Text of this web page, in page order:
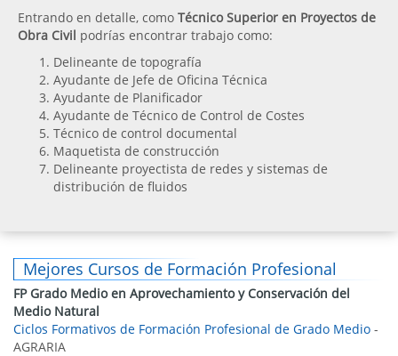
Entrando en detalle, como Técnico Superior en Proyectos de
Obra Civil podrías encontrar trabajo como:
Delineante de topografía
Ayudante de Jefe de Oficina Técnica
Ayudante de Planificador
Ayudante de Técnico de Control de Costes
Técnico de control documental
Maquetista de construcción
Delineante proyectista de redes y sistemas de
distribución de fluidos
Mejores Cursos de Formación Profesional
FP Grado Medio en Aprovechamiento y Conservación del
Medio Natural
Ciclos Formativos de Formación Profesional de Grado Medio -
AGRARIA